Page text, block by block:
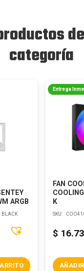
categoría
ARGB
BLACK
Entrega
FAN
K
SKU:
$